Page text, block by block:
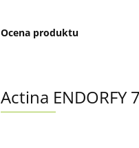
Ocena produktu
Actina